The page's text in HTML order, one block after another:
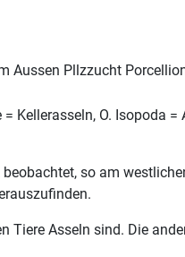
= Kellerasseln, O. Isopoda
so am
Tiere Asseln sind. Die